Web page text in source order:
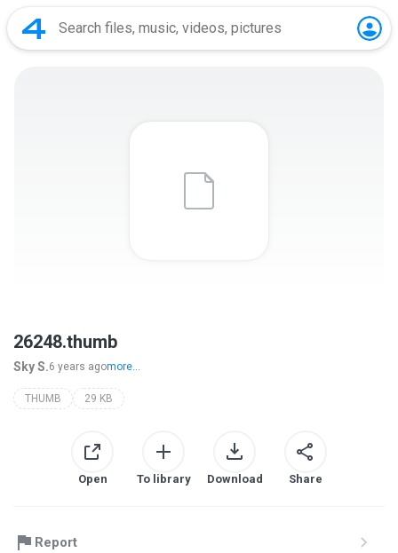
26248.thumb
Sky S.6 years agomore...
THUMB 29 KB
Open To library Download Share
Report